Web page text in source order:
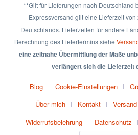
**Gilt für Lieferungen nach Deutschland
Expressversand gilt eine Lieferzeit
Deutschlands. Lieferzeiten für andere
Berechnung des Liefertermins siehe
eine zeitnahe Übermittlung der Maße
verlängert sich die Lieferzeit
Blog Cookie-Einstellungen
Über mich
Kontakt
Widerrufsbelehrung
Datenschutz